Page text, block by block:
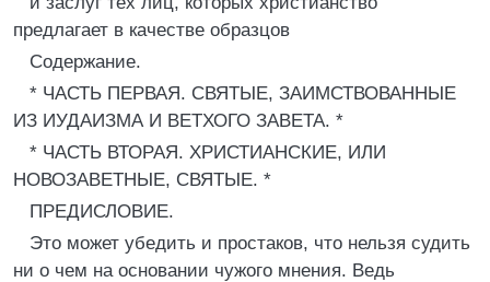
предлагает в качестве образцов
Содержание.
* ЧАСТЬ ПЕРВАЯ. СВЯТЫЕ, ЗАИМСТВОВАННЫЕ
ИЗ ИУДАИЗМА И ВЕТХОГО ЗАВЕТА. *
* ЧАСТЬ ВТОРАЯ. ХРИСТИАНСКИЕ, ИЛИ
НОВОЗАВЕТНЫЕ, СВЯТЫЕ. *
ПРЕДИСЛОВИЕ.
Это может убедить и простаков, что нельзя судить
ни о чем на основании чужого мнения. Ведь